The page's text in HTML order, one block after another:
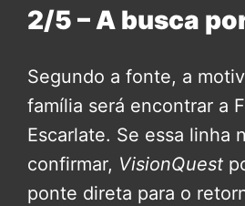
2/5 – A busca
Segundo a fonte, a
família será encontrar a
Escarlate. Se essa linha
confirmar, VisionQuest
ponte direta para o